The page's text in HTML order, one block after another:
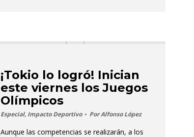
¡Tokio lo logró! Inician
este viernes los Juegos
Olímpicos
Especial, Impacto Deportivo PorAlfonso López
Aunque las competencias se realizarán, a los